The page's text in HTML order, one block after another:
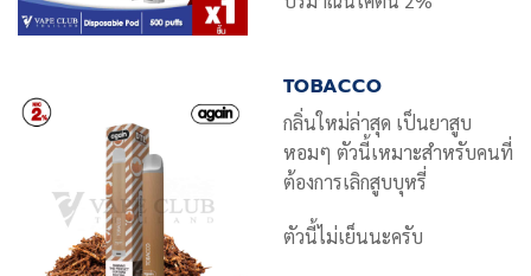
TOBACCO
กลิ่นใหม่ล่าสุด เป็นยาสูบ
หอมๆ ตัวนี้เหมาะสำหรับคนที่
ต้องการเลิกสูบบุหรี่
ตัวนี้ไม่เย็นนะครับ